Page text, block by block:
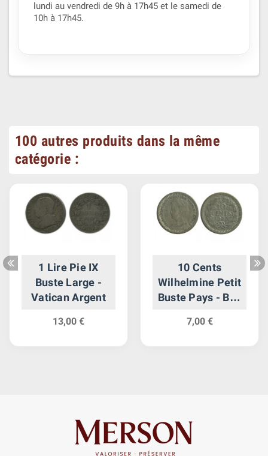
lundi au vendredi de 9h à 17h45 et le samedi de
10h à 17h45.
100 autres produits dans la même
catégorie :
1 Lire Pie IX
Buste Large -
Vatican Argent
13,00 €
10 Cents
Wilhelmine Petit
Buste Pays - Bas
7,00 €